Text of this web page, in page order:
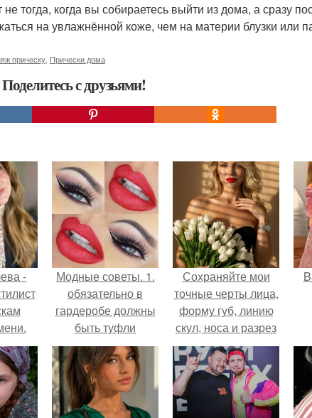
тогда, когда вы собираетесь выйти из дома, а сразу
на увлажнённой коже, чем на материи блузки или
прическу Прически дома
с друзьями!
-
Модные советы. 1.
обязательно в
гардеробе должны
быть туфли
телесного цвета.
Сохраняйте мои
точные черты лица,
форму губ, линию
скул, носа и разрез
глаз.